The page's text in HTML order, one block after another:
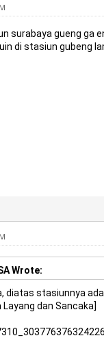
surabaya gueng ga
di stasiun gubeng
Wrote:
diatas stasiunnya
dan Sancaka]